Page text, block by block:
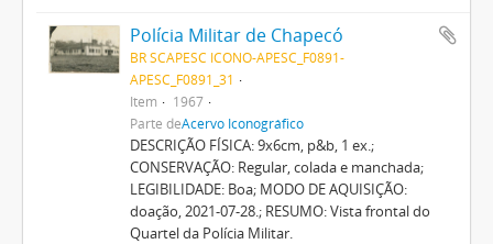
Polícia Militar de Chapecó
BR SCAPESC ICONO-APESC_F0891-
APESC_F0891_31
Item
1967
Parte deAcervo Iconográfico
DESCRIÇÃO FÍSICA: 9x6cm, p&b, 1 ex.;
CONSERVAÇÃO: Regular, colada e manchada;
LEGIBILIDADE: Boa; MODO DE AQUISIÇÃO:
doação, 2021-07-28.; RESUMO: Vista frontal do
Quartel da Polícia Militar.